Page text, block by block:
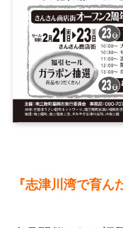
『志津川湾で育ん